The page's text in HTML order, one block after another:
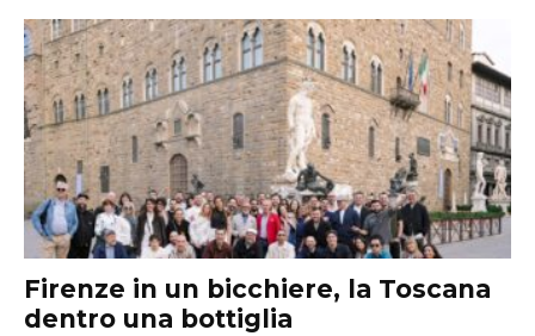
Firenze in un bicchiere, la Toscana
dentro una bottiglia